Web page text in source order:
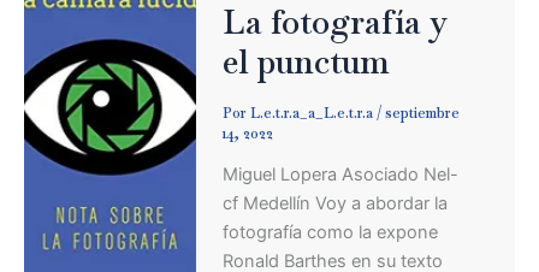
La fotografía y
el punctum
Por L.e.t.r.a_a_L.e.t.r.a / septiembre
14, 2022
Miguel Lopera Asociado Nel-
cf Medellín Voy a abordar la
fotografía como la expone
Ronald Barthes en su texto